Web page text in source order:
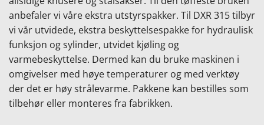
anbefaler vi våre ekstra utstyrspakker. Til DXR 315 tilbyr
vi vår utvidede, ekstra beskyttelsespakke for hydraulisk
funksjon og sylinder, utvidet kjøling og
varmebeskyttelse. Dermed kan du bruke maskinen i
omgivelser med høye temperaturer og med verktøy
der det er høy strålevarme. Pakkene kan bestilles som
tilbehør eller monteres fra fabrikken.